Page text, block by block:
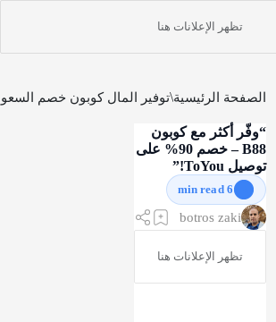
الصفحة الرئيسية توفير المال كوبون خصم السعودية
“وفّر أكثر مع كوبون
B88 – خصم 90% على
توصيل ToYou!”